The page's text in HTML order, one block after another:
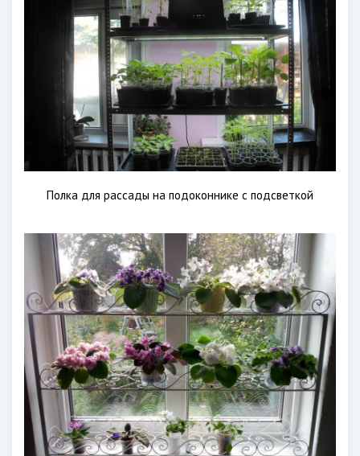
Полка для рассады на подоконнике с подсветкой